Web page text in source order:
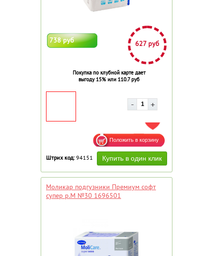
738 руб 627 руб
Покупка по клубной карте дает
выгоду 15% или 110.7 руб
ДОБАВИТЬ В ИЗБРАННОЕ
Штрих код: 94151
Моликар подгузники Премиум софт
супер р.M №30 1696501